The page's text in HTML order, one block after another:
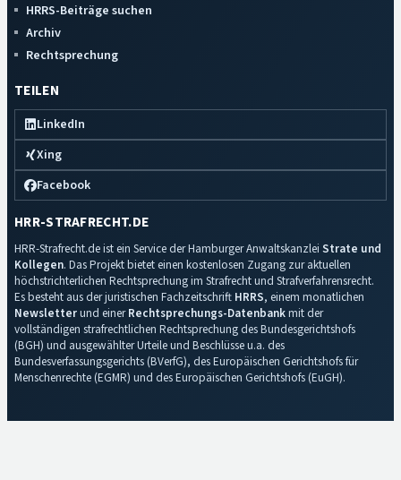
HRRS-Beiträge suchen
Archiv
Rechtsprechung
TEILEN
LinkedIn
Xing
Facebook
HRR-STRAFRECHT.DE
HRR-Strafrecht.de ist ein Service der Hamburger Anwaltskanzlei Strate und
Kollegen. Das Projekt bietet einen kostenlosen Zugang zur aktuellen
höchstrichterlichen Rechtsprechung im Strafrecht und Strafverfahrensrecht.
Es besteht aus der juristischen Fachzeitschrift HRRS, einem monatlichen
Newsletterund einerRechtsprechungs-Datenbankmit der
vollständigen strafrechtlichen Rechtsprechung des Bundesgerichtshofs
(BGH) und ausgewählter Urteile und Beschlüsse u.a. des
Bundesverfassungsgerichts (BVerfG), des Europäischen Gerichtshofs für
Menschenrechte (EGMR) und des Europäischen Gerichtshofs (EuGH).